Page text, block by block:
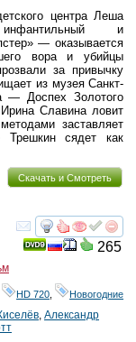
центра Леша
и
— оказывается
вора и убийцы
за привычку
из музея Санкт-
— Доспех Золотого
Славина ловит
заставляет
сядет как
Скачать и Смотреть
смотреть
265
HD 720 Новогодние
, Александр